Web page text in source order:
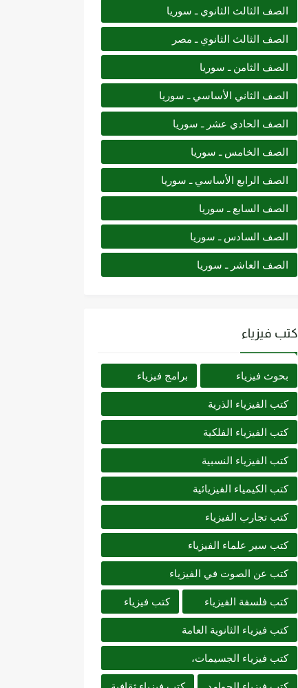
الصف الثالث الثانوي ـ سوريا
الصف الثالث الثانوي ـ مصر
الصف الثامن ـ سوريا
الصف الثاني الأساسي ـ سوريا
الصف الحادي عشر ـ سوريا
الصف الخامس ـ سوريا
الصف الرابع الأساسي ـ سوريا
الصف السابع ـ سوريا
الصف السادس ـ سوريا
الصف العاشر ـ سوريا
كتب فيزياء
بحوث فيزياء برامج فيزياء
كتب الفيزياء الذرية
كتب الفيزياء الفلكية
كتب الفيزياء النسبية
كتب الكيمياء الفيزيائية
كتب تجارب الفيزياء
كتب سير علماء الفيزياء
كتب عن الصوت في الفيزياء
كتب فلسفة الفيزياء كتب فيزياء
كتب فيزياء الثانوية العامة
كتب فيزياء الجسيمات،